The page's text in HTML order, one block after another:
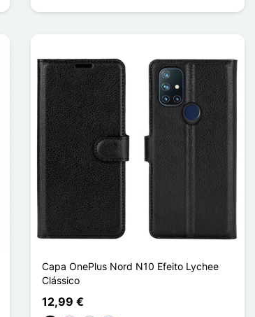
Capa OnePlus Nord N10 Efeito Lychee
Clássico
12,99 €